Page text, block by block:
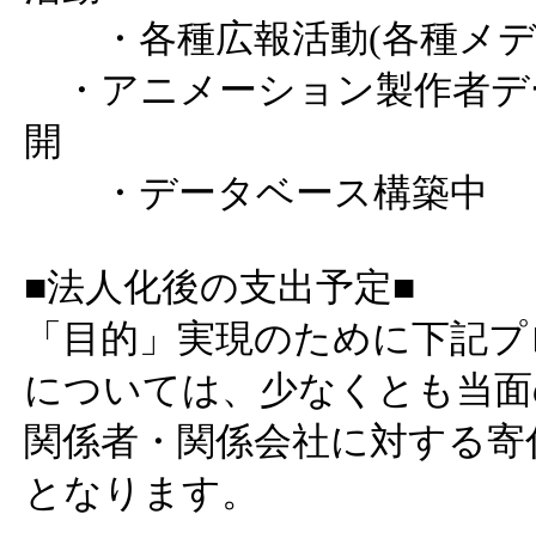
・各種広報活動(各種メデ
・アニメーション製作者
開
・データベース構築中
■法人化後の支出予定■
「目的」実現のために下記
については、少なくとも当
関係者・関係会社に対する
となります。